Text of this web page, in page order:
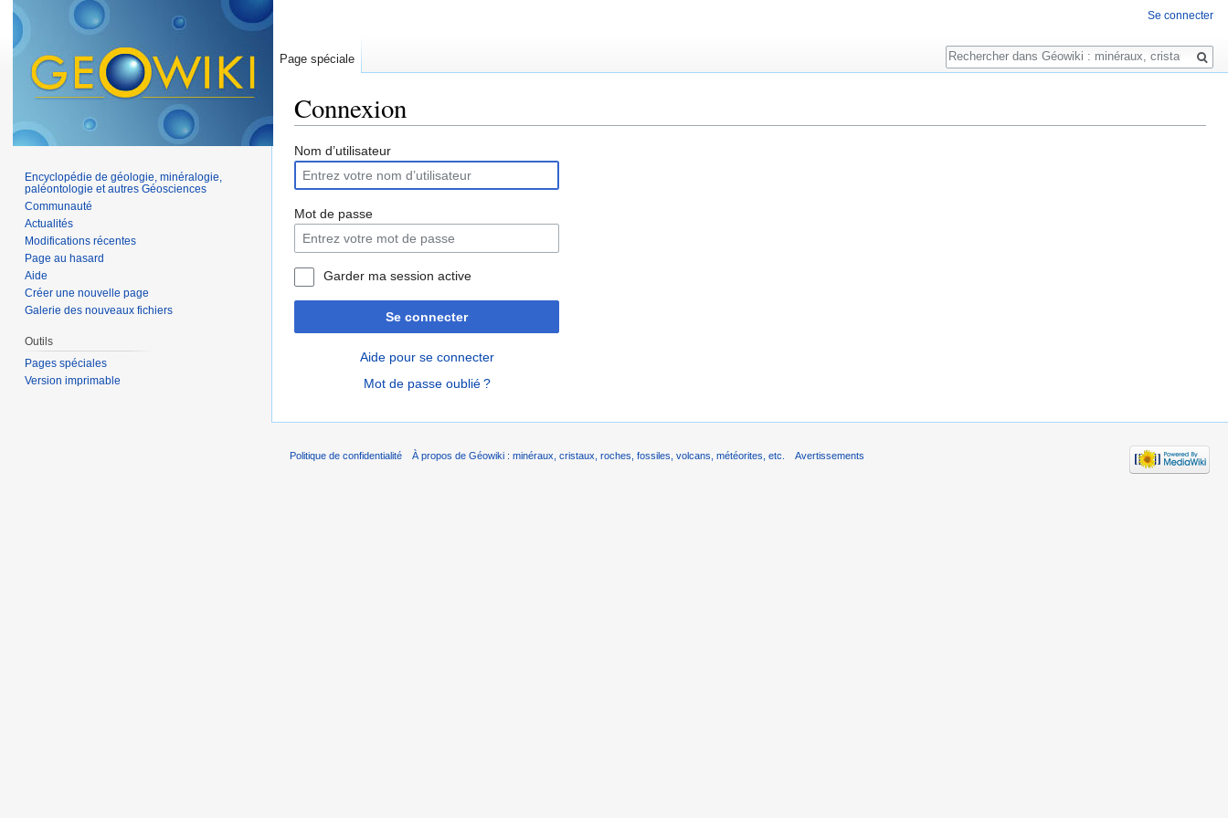
Connexion
Nom d’utilisateur
Mot de passe
Garder ma session active
Se connecter
Aide pour se connecter
Mot de passe oublié ?
Se connecter
Page spéciale
Rechercher
Encyclopédie de géologie, minéralogie,
paléontologie et autres Géosciences
Communauté
Actualités
Modifications récentes
Page au hasard
Aide
Créer une nouvelle page
Galerie des nouveaux fichiers
Outils
Pages spéciales
Version imprimable
Politique de confidentialité À propos de Géowiki : minéraux, cristaux, roches, fossiles, volcans, météorites, etc. Avertissements